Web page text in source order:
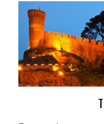
Más